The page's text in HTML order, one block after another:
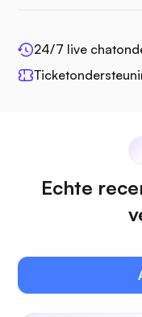
24/7 live
Echte